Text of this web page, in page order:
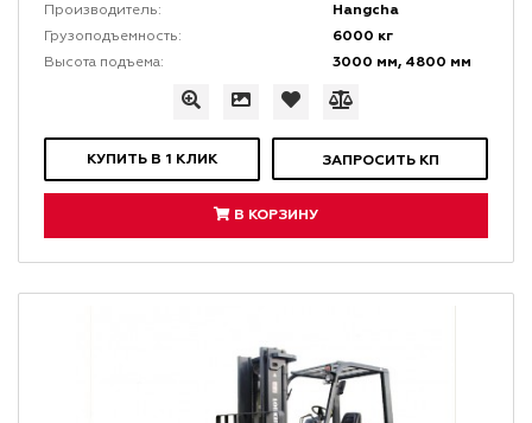
Производитель: Hangcha
Грузоподъемность: 6000 кг
Высота подъема: 3000 мм, 4800 мм
КУПИТЬ В 1 КЛИК ЗАПРОСИТЬ КП
В КОРЗИНУ